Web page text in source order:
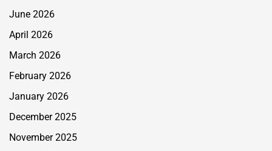
June 2026
April 2026
March 2026
February 2026
January 2026
December 2025
November 2025